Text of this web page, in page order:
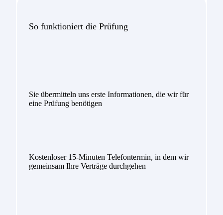
So funktioniert die Prüfung
Sie übermitteln uns erste Informationen, die wir für
eine Prüfung benötigen
Kostenloser 15-Minuten Telefontermin, in dem wir
gemeinsam Ihre Verträge durchgehen